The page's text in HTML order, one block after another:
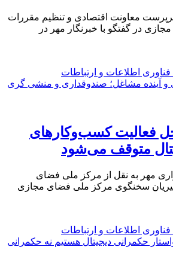
معاونت اقتصادی و تنظیم مقررات
در گفتگو با خبرنگار مهر در
اطلاعات و ارتباطات
فعالیت کسب‌وکارهای
متوقف می‌شود
مهر به نقل از مرکز ملی فضای
سخنگوی مرکز ملی فضای مجازی
اطلاعات و ارتباطات